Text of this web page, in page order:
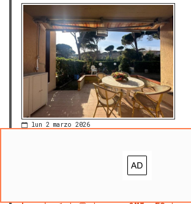
lun 2 marzo 2026
2288 €/m²
Via dello Squalo, Principina a